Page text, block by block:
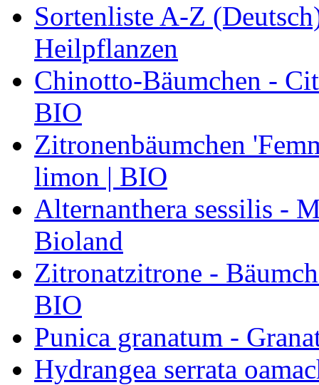
Sortenliste A-Z
Heilpflanzen
Chinotto-Bäumchen -
BIO
Zitronenbäumchen
limon | BIO
Alternanthera sessilis -
Bioland
Zitronatzitrone -
BIO
Punica granatum -
Hydrangea serrata